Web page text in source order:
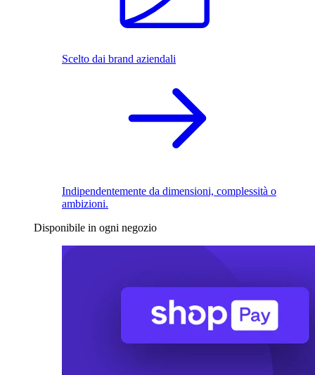
Scelto dai brand aziendali
Indipendentemente da dimensioni, complessità o
ambizioni.
Disponibile in ogni negozio